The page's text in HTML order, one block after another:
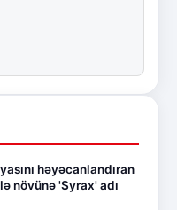
həyəcanlandıran
növünə 'Syrax' adı